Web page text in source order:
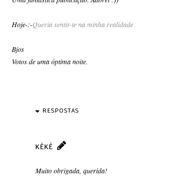
Hoje-:-Queria sentir-te na minha realidade
Bjos
Votos de uma óptima noite.
RESPOSTAS
KÉKÉ
Muito obrigada, querida!